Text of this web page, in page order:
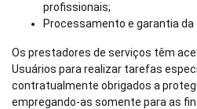
profissionais;
Processamento e garantia
Os prestadores de serviços têm
Usuários para realizar tarefas
contratualmente obrigados a
empregando-as somente para as